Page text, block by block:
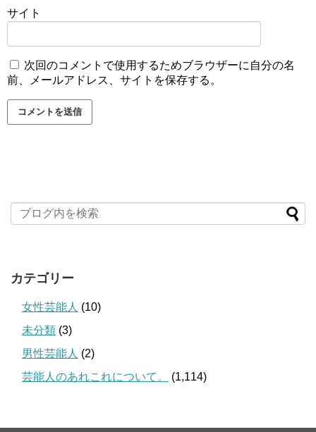
サイト
次回のコメントで使用するためブラウザーに自分の名
前、メールアドレス、サイトを保存する。
カテゴリー
女性芸能人 (10)
未分類 (3)
男性芸能人 (2)
芸能人のあれこれについて。
(1,114)